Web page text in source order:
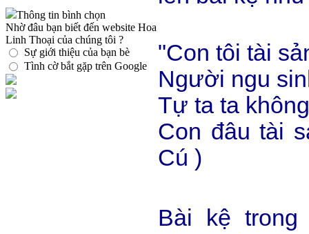
Thông tin bình chọn
Nhờ đâu bạn biết đến website Hoa
Linh Thoại của chúng tôi ?
Sự giới thiệu của bạn bè
Tình cờ bắt gặp trên Google
"Con tôi tài
Người ngu
Tự ta ta
Con đâu tài
Cú )
Bài kệ